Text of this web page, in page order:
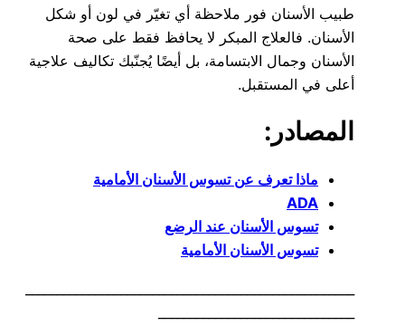
طبيب الأسنان فور ملاحظة أي تغيّر في لون أو شكل
الأسنان. فالعلاج المبكر لا يحافظ فقط على صحة
الأسنان وجمال الابتسامة، بل أيضًا يُجنّبك تكاليف علاجية
أعلى في المستقبل.
المصادر:
ماذا تعرف عن تسوس الأسنان الأمامية
ADA
تسوس الأسنان عند الرضع
تسوس الأسنان الأمامية